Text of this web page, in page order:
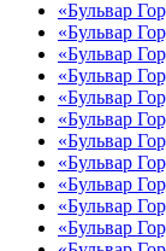
«Бульвар
«Бульвар
«Бульвар
«Бульвар
«Бульвар
«Бульвар
«Бульвар
«Бульвар
«Бульвар
«Бульвар
«Бульвар